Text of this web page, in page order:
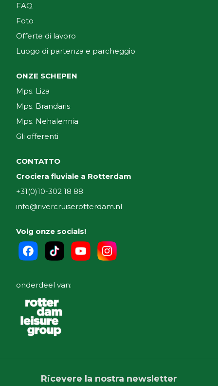
FAQ
Foto
Offerte di lavoro
Luogo di partenza e parcheggio
ONZE SCHEPEN
Mps. Liza
Mps. Brandaris
Mps. Nehalennia
Gli offerenti
CONTATTO
Crociera fluviale a Rotterdam
+31(0)10-302 18 88
info@rivercruiserotterdam.nl
Volg onze socials!
onderdeel van:
Ricevere la nostra newsletter